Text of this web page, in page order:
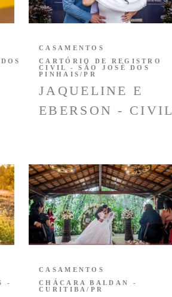
JAQUELINE E
EBERSON - CIVIL
CASAMENTOS
CARTÓRIO DE REGISTRO
CIVIL - SÃO JOSÉ DOS
PINHAIS/PR
-
CASAMENTOS
CHÁCARA BALDAN -
CURITIBA/PR